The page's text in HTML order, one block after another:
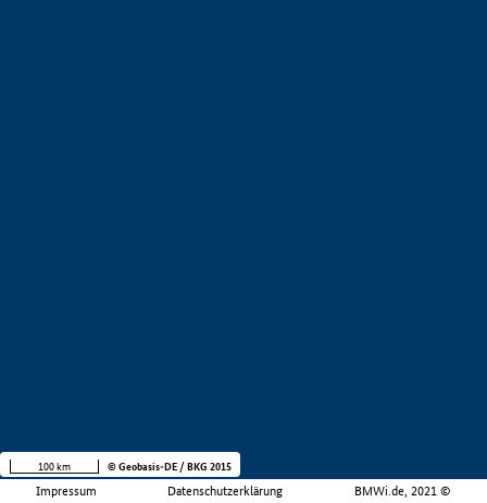
Impressum Datenschutzerklärung BMWi.de, 2021 ©
100 km © Geobasis-DE / BKG 2015